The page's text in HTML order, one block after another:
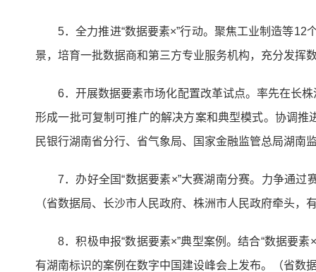
5．全力推进“数据要素×”行动。聚焦工业制造等12
景，培育一批数据商和第三方专业服务机构，充分发挥
6．开展数据要素市场化配置改革试点。率先在长
形成一批可复制可推广的解决方案和典型模式。协调
民银行湖南省分行、省气象局、国家金融监管总局湖南
7．办好全国“数据要素×”大赛湖南分赛。力争通
（省数据局、长沙市人民政府、株洲市人民政府牵头，
8．积极申报“数据要素×”典型案例。结合“数据要
有湖南标识的案例在数字中国建设峰会上发布。（省数